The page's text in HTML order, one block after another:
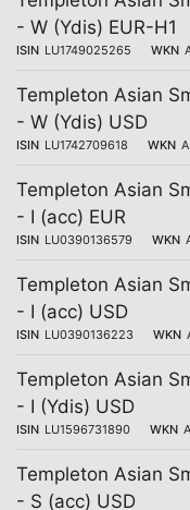
- W (Ydis) EUR-H1
ISIN LU1749025265 WKN
Templeton Asian
- W (Ydis) USD
ISIN LU1742709618 WKN
Templeton Asian
- I (acc) EUR
ISIN LU0390136579 WKN
Templeton Asian
- I (acc) USD
ISIN LU0390136223 WKN
Templeton Asian
- I (Ydis) USD
ISIN LU1596731890 WKN
Templeton Asian
- S (acc) USD